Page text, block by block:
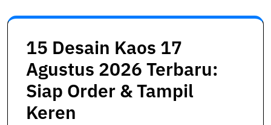
15 Desain Kaos 17
Agustus 2026 Terbaru:
Siap Order & Tampil
Keren